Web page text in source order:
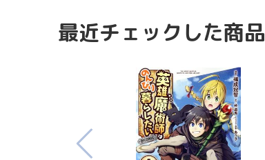
最近チェックした商品